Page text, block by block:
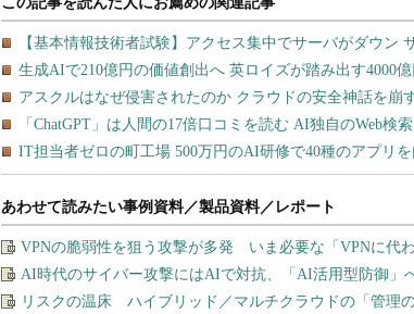
あわせて読みたい事例資料／製品資料／レポート
VPNの脆弱性を狙う攻撃が多発 いま必要な「VPNに代
AI時代のサイバー攻撃にはAIで対抗、「AI活用型防御」
リスクの温床 ハイブリッド／マルチクラウドの「管理